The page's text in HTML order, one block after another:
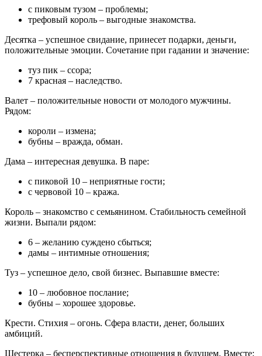
с пиковым тузом – проблемы;
трефовый король – выгодные знакомства.
Десятка – успешное свидание, принесет подарки, деньги,
положительные эмоции. Сочетание при гадании и значение:
туз пик – ссора;
7 красная – наследство.
Валет – положительные новости от молодого мужчины.
Рядом:
короли – измена;
бубны – вражда, обман.
Дама – интересная девушка. В паре:
с пиковой 10 – неприятные гости;
с червовой 10 – кража.
Король – знакомство с семьянином. Стабильность семейной
жизни. Выпали рядом:
6 – желанию суждено сбыться;
дамы – интимные отношения;
Туз – успешное дело, свой бизнес. Выпавшие вместе:
10 – любовное послание;
бубны – хорошее здоровье.
Крести. Стихия – огонь. Сфера власти, денег, больших
амбиций.
Шестерка – бесперспективные отношения в будущем. Вместе: